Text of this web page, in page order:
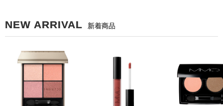
NEW ARRIVAL 新着商品